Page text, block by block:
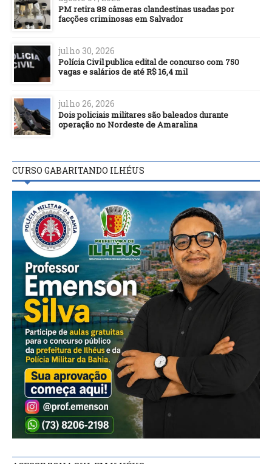
PM retira 88 câmeras clandestinas usadas por
facções criminosas em Salvador
julho 30, 2026
Polícia Civil publica edital de concurso com 750
vagas e salários de até R$ 16,4 mil
julho 26, 2026
Dois policiais militares são baleados durante
operação no Nordeste de Amaralina
CURSO GABARITANDO ILHÉUS